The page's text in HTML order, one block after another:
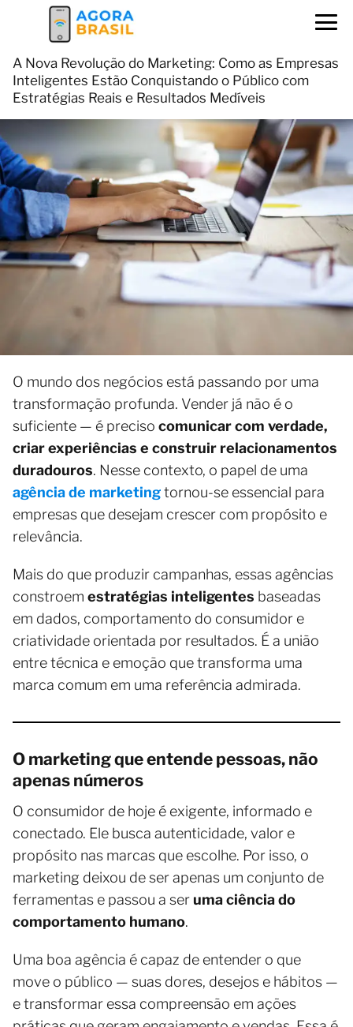
A Nova Revolução do Marketing: Como as Empresas
Inteligentes Estão Conquistando o Público com
Estratégias Reais e Resultados Medíveis
O mundo dos negócios está passando por uma
transformação profunda. Vender já não é o
suficiente — é preciso comunicar com verdade,
criar experiências e construir relacionamentos
duradouros. Nesse contexto, o papel de uma
agência de marketingtornou-se essencial para
empresas que desejam crescer com propósito e
relevância.
Mais do que produzir campanhas, essas agências
constroem estratégias inteligentes baseadas
em dados, comportamento do consumidor e
criatividade orientada por resultados. É a união
entre técnica e emoção que transforma uma
marca comum em uma referência admirada.
O marketing que entende pessoas, não
apenas números
O consumidor de hoje é exigente, informado e
conectado. Ele busca autenticidade, valor e
propósito nas marcas que escolhe. Por isso, o
marketing deixou de ser apenas um conjunto de
ferramentas e passou a ser uma ciência do
comportamento humano.
Uma boa agência é capaz de entender o que
move o público — suas dores, desejos e hábitos —
e transformar essa compreensão em ações